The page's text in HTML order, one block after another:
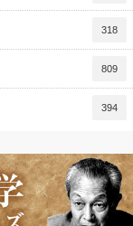
318
809
394